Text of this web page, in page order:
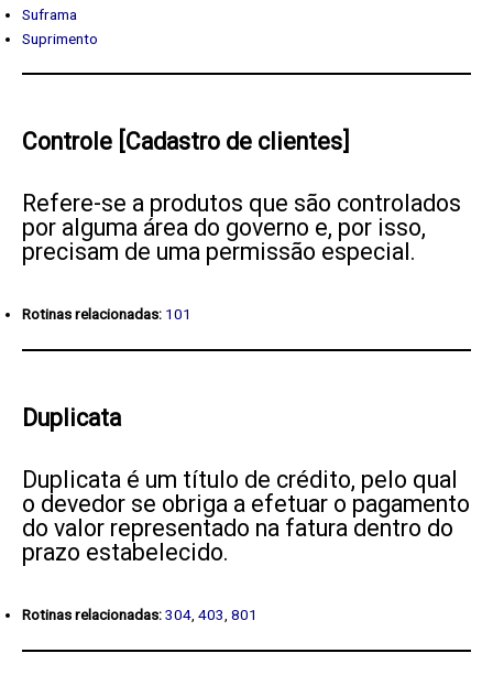
Suframa
Suprimento
Controle [Cadastro de clientes]
Refere-se a produtos que são controlados
por alguma área do governo e, por isso,
precisam de uma permissão especial.
Rotinas relacionadas: 101
Duplicata
Duplicata é um título de crédito, pelo qual
o devedor se obriga a efetuar o pagamento
do valor representado na fatura dentro do
prazo estabelecido.
Rotinas relacionadas:304 403 801